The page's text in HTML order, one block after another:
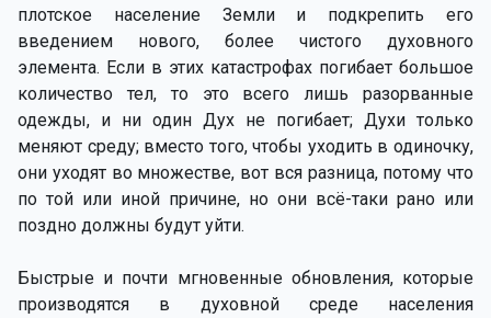
плотское население Земли и подкрепить его
введением нового, более чистого духовного
элемента. Если в этих катастрофах погибает большое
количество тел, то это всего лишь разорванные
одежды, и ни один Дух не погибает; Духи только
меняют среду; вместо того, чтобы уходить в одиночку,
они уходят во множестве, вот вся разница, потому что
по той или иной причине, но они всё-таки рано или
поздно должны будут уйти.
Быстрые и почти мгновенные обновления, которые
производятся в духовной среде населения